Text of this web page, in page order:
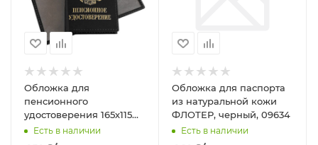
Обложка для
пенсионного
удостоверения 165х115
мм, Attomex, черная,
3060302
Есть в наличии
Обложка для паспорта
из натуральной кожи
ФЛОТЕР, черный, 09634
Есть в наличии